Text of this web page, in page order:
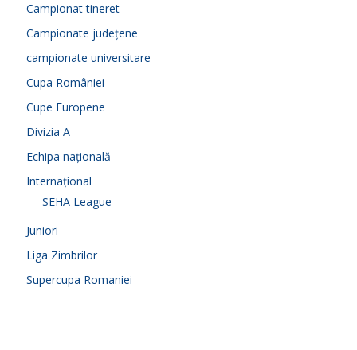
Campionat tineret
Campionate județene
campionate universitare
Cupa României
Cupe Europene
Divizia A
Echipa națională
Internațional
SEHA League
Juniori
Liga Zimbrilor
Supercupa Romaniei